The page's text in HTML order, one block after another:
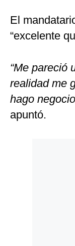
El
“excelente
“Me pareció
realidad me
hago
apuntó.